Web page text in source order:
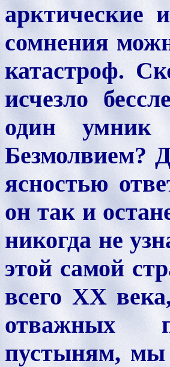
арктические
сомнения
катастроф.
исчезло
один
Безмолвием?
ясностью
он так и
никогда не
этой самой
всего ХХ
отважных
пустыням, мы